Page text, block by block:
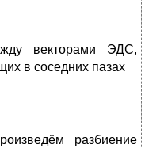
векторами ЭДС,
в соседних пазах
разбиение